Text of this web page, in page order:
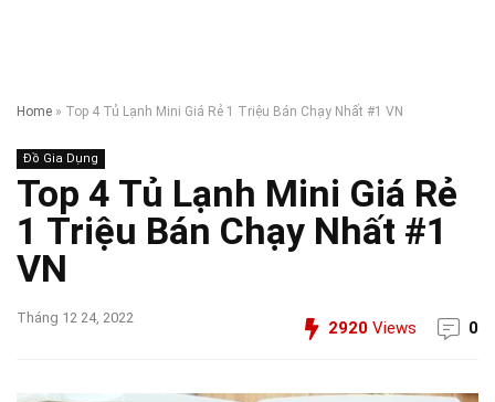
Home » Top 4 Tủ Lạnh Mini Giá Rẻ 1 Triệu Bán Chạy Nhất #1 VN
Đồ Gia Dụng
Top 4 Tủ Lạnh Mini Giá Rẻ
1 Triệu Bán Chạy Nhất #1
VN
Tháng 12 24, 2022
2920 Views 0